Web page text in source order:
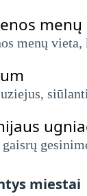
menų
menų
miestai